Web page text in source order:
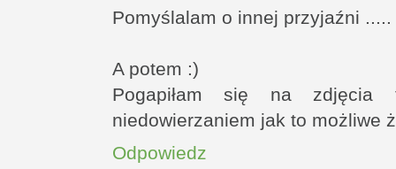
Pomyślalam o innej przyjaźni .....
A potem :)
Pogapiłam się na zdjęcia
niedowierzaniem jak to możliwe
Odpowiedz